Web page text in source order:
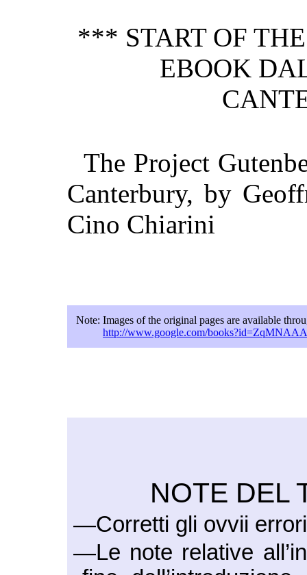
*** START OF
EBOOK
The Project
Canterbury, by
Cino Chiarini
Note: Images of the original pages are available
http://www.google.com/
NOTE DEL
—Corretti gli ovvii
—Le note relative